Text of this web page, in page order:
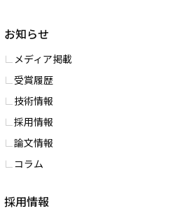
お知らせ
メディア掲載
受賞履歴
技術情報
採用情報
論文情報
コラム
採用情報